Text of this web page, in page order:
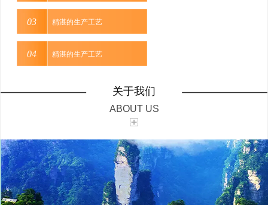
精湛的生产工艺
精湛的生产工艺
关于我们
ABOUT US